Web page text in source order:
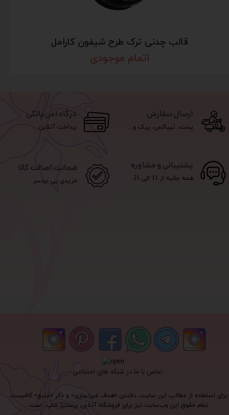
قالب چدنی ترک طرح شیفون کارامل
اتمام موجودی
برای استفاده از مطالب این سایت، داشتن «هدف غیرتجاری» و ذکر «منبع» کافیست.
تمام حقوق اين وب‌سايت نیز برای فروشگاه آنلاین پرستیژ شاپ است.
ارسال سفارش
پست، تیپاکس، پیک و...
درگاه امن بانکی
پرداخت آنلاین
پشتیبانی و مشاوره
همه جانبه از 11 الی 21
ضمانت اصالت کالا
خریدی بی دردسر
تماس با ما در شبکه های اجتماعی